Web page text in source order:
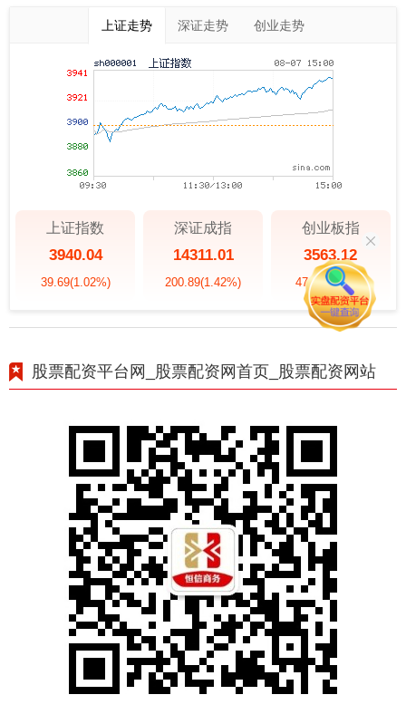
上证走势 深证走势 创业走势
上证指数
3940.04
39.69(1.02%)
深证成指
14311.01
200.89(1.42%)
创业板指
3563.12
47.56(1.35%)
股票配资平台网_股票配资网首页_股票配资网站